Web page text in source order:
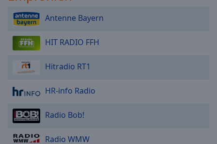
Antenne Bayern
HIT RADIO FFH
Hitradio RT1
HR-info Radio
Radio Bob!
Radio WMW